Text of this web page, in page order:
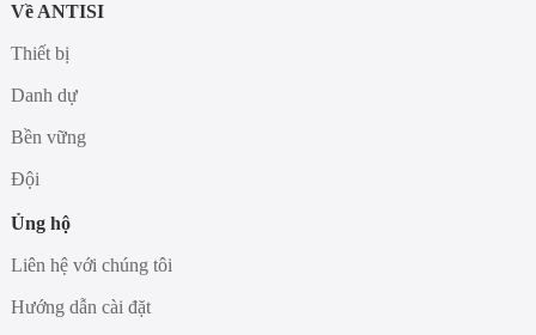
Về ANTISI
Thiết bị
Danh dự
Bền vững
Đội
Ủng hộ
Liên hệ với chúng tôi
Hướng dẫn cài đặt